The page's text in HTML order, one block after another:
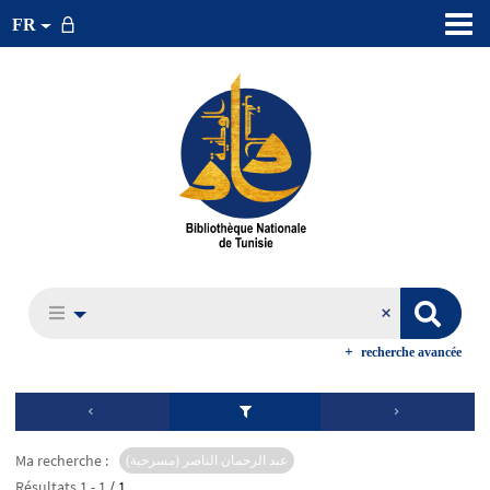
FR
recherche avancée
Ma recherche : عبد الرحمان الناصر (مسرحية)